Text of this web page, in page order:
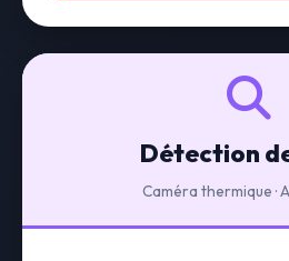
Détection
Caméra thermique ·